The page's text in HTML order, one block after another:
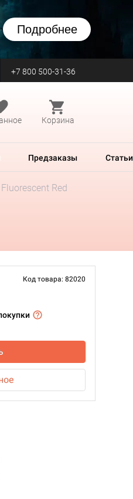
Подробнее
+7 800 500-31-36
Корзина
Предзаказы Статьи
Red
Код товара: 82020